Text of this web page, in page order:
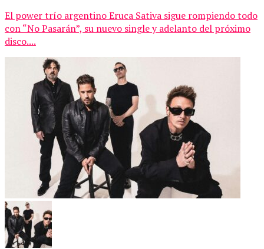
El power trío argentino Eruca Sativa sigue rompiendo todo
con “No Pasarán”, su nuevo single y adelanto del próximo
disco....